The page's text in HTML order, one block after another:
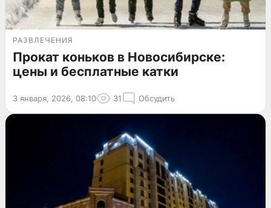
РАЗВЛЕЧЕНИЯ
Прокат коньков в Новосибирске:
цены и бесплатные катки
3 января, 2026, 08:10 31 Обсудить